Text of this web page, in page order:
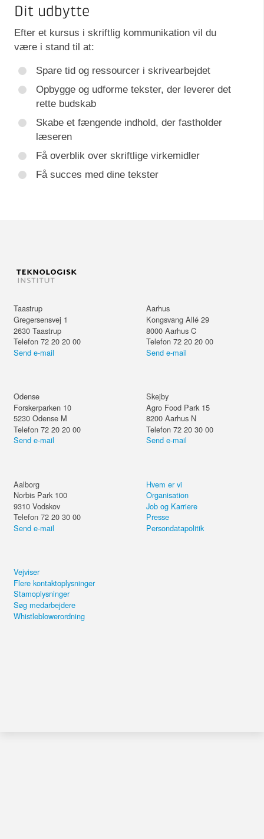
Dit udbytte
Efter et kursus i skriftlig kommunikation vil du
være i stand til at:
Spare tid og ressourcer i skrivearbejdet
Opbygge og udforme tekster, der leverer det
rette budskab
Skabe et fængende indhold, der fastholder
læseren
Få overblik over skriftlige virkemidler
Få succes med dine tekster
Taastrup
Gregersensvej 1
2630 Taastrup
Telefon 72 20 20 00
Send e-mail
Aarhus
Kongsvang Allé 29
8000 Aarhus C
Telefon 72 20 20 00
Send e-mail
Odense
Forskerparken 10
5230 Odense M
Telefon 72 20 20 00
Send e-mail
Skejby
Agro Food Park 15
8200 Aarhus N
Telefon 72 20 30 00
Send e-mail
Aalborg
Norbis Park 100
9310 Vodskov
Telefon 72 20 30 00
Send e-mail
Hvem er vi
Organisation
Job og Karriere
Presse
Persondatapolitik
Vejviser
Flere kontaktoplysninger
Stamoplysninger
Søg medarbejdere
Whistleblowerordning